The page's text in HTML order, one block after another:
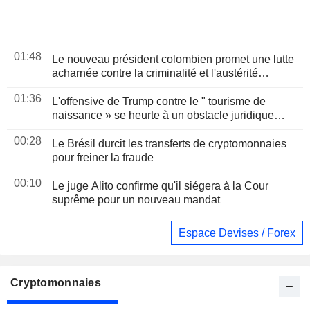
01:48
Le nouveau président colombien promet une lutte
acharnée contre la criminalité et l'austérité
01:36
L'offensive de Trump contre le " tourisme de
naissance » se heurte à un obstacle juridique
00:28
Le Brésil durcit les transferts de cryptomonnaies
pour freiner la fraude
00:10
Le juge Alito confirme qu'il siégera à la Cour
suprême pour un nouveau mandat
Espace Devises / Forex
Cryptomonnaies